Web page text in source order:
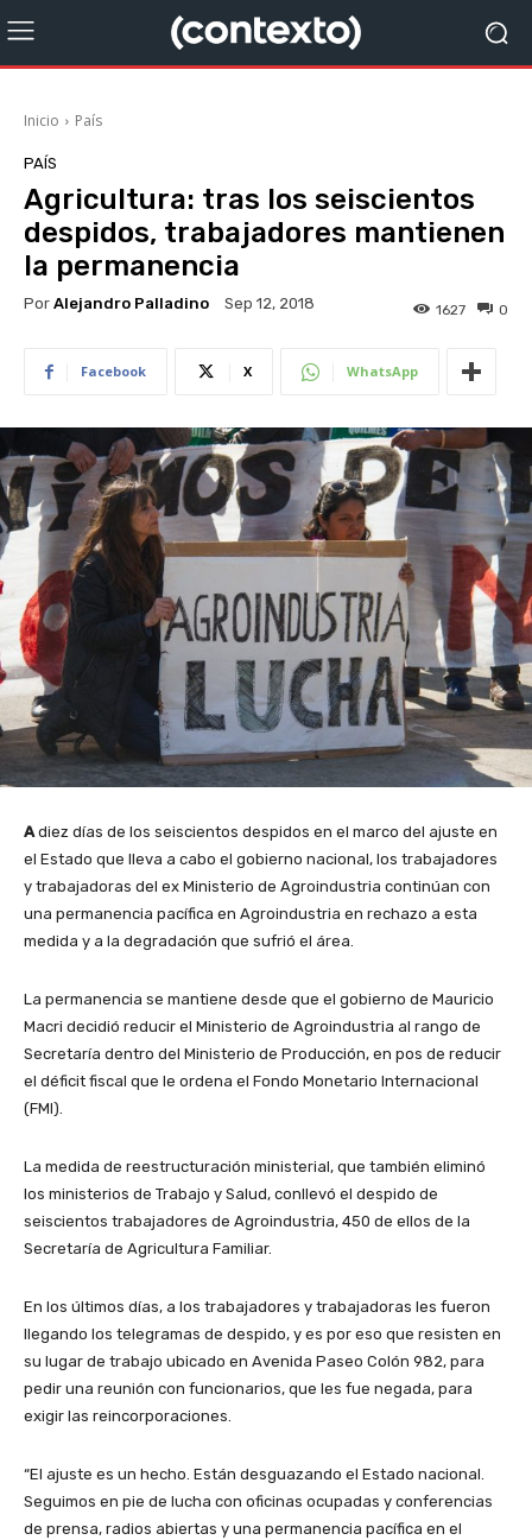
Inicio País
PAÍS
Agricultura: tras los seiscientos
despidos, trabajadores mantienen
la permanencia
Por Alejandro Palladino Sep 12, 2018 0
1627
Facebook X WhatsApp
Adiez días de los seiscientos despidos en el marco del ajuste en
el Estado que lleva a cabo el gobierno nacional, los trabajadores
y trabajadoras del ex Ministerio de Agroindustria continúan con
una permanencia pacífica en Agroindustria en rechazo a esta
medida y a la degradación que sufrió el área.
La permanencia se mantiene desde que el gobierno de Mauricio
Macri decidió reducir el Ministerio de Agroindustria al rango de
Secretaría dentro del Ministerio de Producción, en pos de reducir
el déficit fiscal que le ordena el Fondo Monetario Internacional
(FMI).
La medida de reestructuración ministerial, que también eliminó
los ministerios de Trabajo y Salud, conllevó el despido de
seiscientos trabajadores de Agroindustria, 450 de ellos de la
Secretaría de Agricultura Familiar.
En los últimos días, a los trabajadores y trabajadoras les fueron
llegando los telegramas de despido, y es por eso que resisten en
su lugar de trabajo ubicado en Avenida Paseo Colón 982, para
pedir una reunión con funcionarios, que les fue negada, para
exigir las reincorporaciones.
“El ajuste es un hecho. Están desguazando el Estado nacional.
Seguimos en pie de lucha con oficinas ocupadas y conferencias
de prensa, radios abiertas y una permanencia pacífica en el